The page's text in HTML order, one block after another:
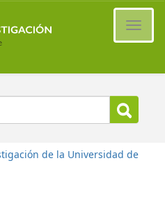
de la Universidad de